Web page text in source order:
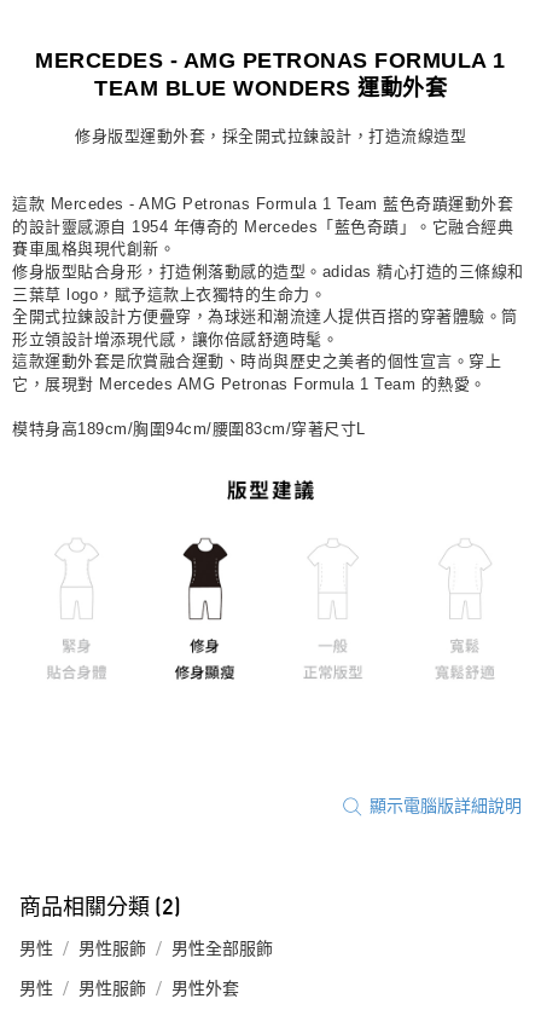
每筆NT$80，滿NT$1,500(含以上)免運費
MERCEDES - AMG PETRONAS FORMULA 1
TEAM BLUE WONDERS 運動外套
修身版型運動外套，採全開式拉鍊設計，打造流線造型
這款 Mercedes - AMG Petronas Formula 1 Team 藍色奇蹟運動外套
的設計靈感源自 1954 年傳奇的 Mercedes「藍色奇蹟」。它融合經典
賽車風格與現代創新。
修身版型貼合身形，打造俐落動感的造型。adidas 精心打造的三條線和
三葉草 logo，賦予這款上衣獨特的生命力。
全開式拉鍊設計方便疊穿，為球迷和潮流達人提供百搭的穿著體驗。筒
形立領設計增添現代感，讓你倍感舒適時髦。
這款運動外套是欣賞融合運動、時尚與歷史之美者的個性宣言。穿上
它，展現對 Mercedes AMG Petronas Formula 1 Team 的熱愛。
模特身高189cm/胸圍94cm/腰圍83cm/穿著尺寸L
顯示電腦版詳細說明
商品相關分類 (2)
男性 男性服飾 男性全部服飾
男性 男性服飾 男性外套